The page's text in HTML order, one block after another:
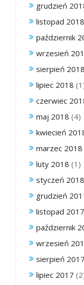
grudzień
listopad 2018
październik
wrzesień
sierpień 2018
lipiec 2018
czerwiec
maj 2018 (4)
kwiecień
marzec 2018
luty 2018 (1)
styczeń 2018
grudzień
listopad 2017
październik
wrzesień
sierpień 2017
lipiec 2017